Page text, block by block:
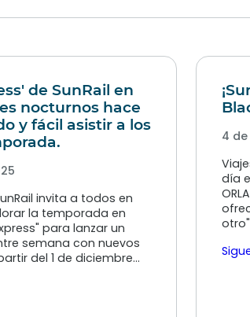
de SunRail en
nocturnos hace
y fácil asistir a los
invita a todos en
la temporada en
para lanzar un
semana con nuevos
del 1 de diciembre…
4
día
otro"